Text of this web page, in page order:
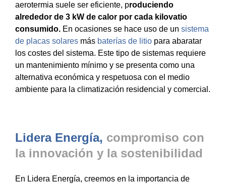
aerotermia suele ser eficiente, produciendo
alrededor de 3 kW de calor por cada kilovatio
consumido. En ocasiones se hace uso de un sistema
de placas solares más baterías de litio para abaratar
los costes del sistema. Este tipo de sistemas requiere
un mantenimiento mínimo y se presenta como una
alternativa económica y respetuosa con el medio
ambiente para la climatización residencial y comercial.
Lidera Energía, compromiso con
la innovación y la sostenibilidad
En Lidera Energía, creemos en la importancia de